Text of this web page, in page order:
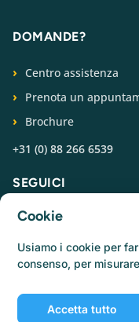
DOMANDE?
Centro assistenza
Prenota un
Brochure
+31 (0) 88 266 6539
SEGUICI
© Catermonkey
Informativa sulla privacy
Cookie
Usiamo i cookie per
consenso, per
Accetta tutto